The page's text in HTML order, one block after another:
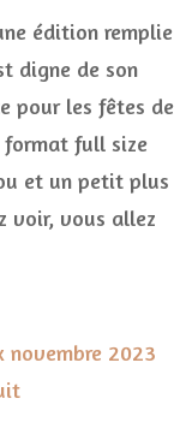
édition remplie
digne de son
pour les fêtes de
format full size
et un petit plus
voir, vous allez